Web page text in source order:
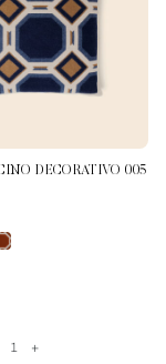
DECORATIVO 005
1 +